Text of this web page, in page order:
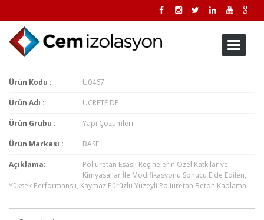
Toggle
Ürün Kodu : U0467
Ürün Adı : UCRETE DP
Ürün Grubu : Yapı Çözümleri
Ürün Markası : BASF
Açıklama:
Poliüretan Esaslı Reçinelerin Özel Katkılar ve
Kimyasallar İle Modifikasyonu Sonucu Elde Edilen,
Yüksek Performanslı, Kaymaz Pürüzlü Yüzeyli Poliüretan Beton Kaplama